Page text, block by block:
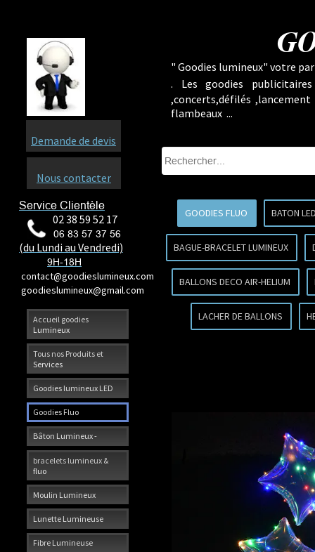
Accueil goodies
Lumineux
Tous nos Produits et
Services
Goodies lumineux LED
Goodies Fluo
Bâton Lumineux -
bracelets lumineux &
fluo
Moulin Lumineux
Lunette Lumineuse
Fibre Lumineuse
Service Clientèle
02 38 59 52 17
06 83 57 37 56
(du Lundi au Vendredi)
9H-18H
contact@goodieslumineux.com
goodieslumineux@gmail.com
Demande de devis
Nous contacter
" Goodies lumineux" votre
. Les goodies
,concerts,défilés
flambeaux ...
GOODIES FLUO BATON
BAGUE-BRACELET LUMINEUX
BALLONS DECO AIR-HELIUM
LACHER DE BALLONS